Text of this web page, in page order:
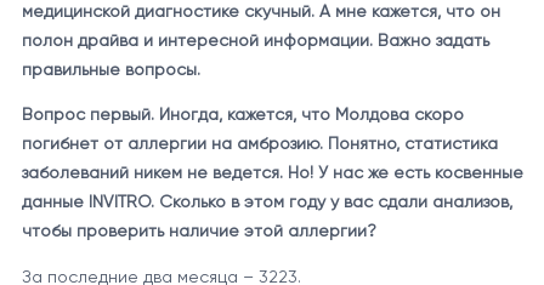
медицинской диагностике скучный. А мне кажется, что он
полон драйва и интересной информации. Важно задать
правильные вопросы.
Вопрос первый. Иногда, кажется, что Молдова скоро
погибнет от аллергии на амброзию. Понятно, статистика
заболеваний никем не ведется. Но! У нас же есть косвенные
данные INVITRO. Сколько в этом году у вас сдали анализов,
чтобы проверить наличие этой аллергии?
За последние два месяца – 3223.